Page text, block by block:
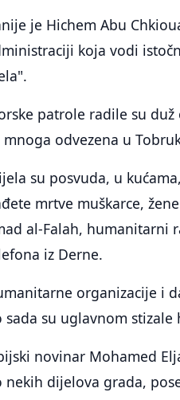
je Hichem Abu
koja vodi
patrole radile su
mnoga odvezena u
su posvuda, u
mrtve muškarce,
al-Falah, humanitarni
iz Derne.
organizacije i
sada su uglavnom
novinar Mohamed
nekih dijelova grada,